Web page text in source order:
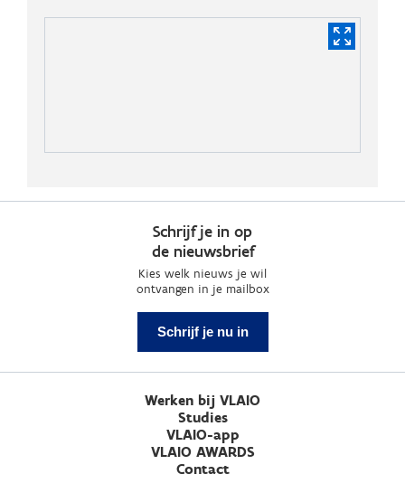
Schrijf je in op
de nieuwsbrief
Kies welk nieuws je wil
ontvangen in je mailbox
Schrijf je nu in
Werken bij VLAIO
Studies
VLAIO-app
VLAIO AWARDS
Contact